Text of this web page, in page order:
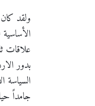
ولقد
علاقات
بدور
السياسة
جامداً